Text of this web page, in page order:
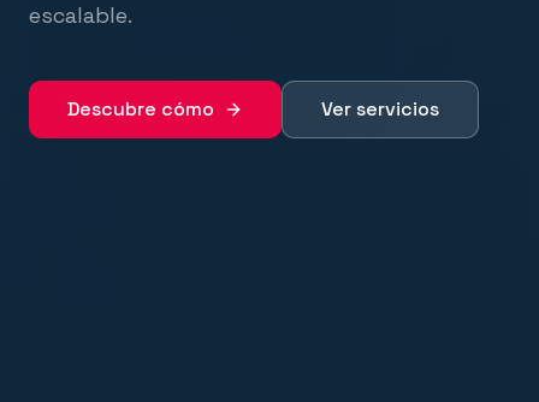
escalable.
Descubre cómo Ver servicios